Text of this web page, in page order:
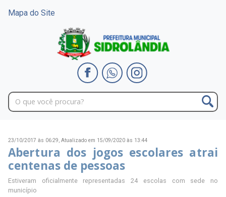
Mapa do Site
23/10/2017 às 06:29, Atualizado em 15/09/2020 às 13:44
Abertura dos jogos escolares atrai
centenas de pessoas
Estiveram oficialmente representadas 24 escolas com sede no
município